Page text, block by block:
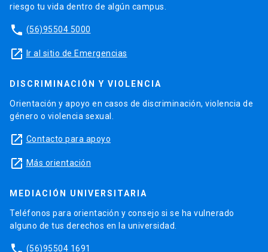
riesgo tu vida dentro de algún campus.
phone (56)95504 5000
launch Ir al sitio de Emergencias
DISCRIMINACIÓN Y VIOLENCIA
Orientación y apoyo en casos de discriminación, violencia de
género o violencia sexual.
launch Contacto para apoyo
launch Más orientación
MEDIACIÓN UNIVERSITARIA
Teléfonos para orientación y consejo si se ha vulnerado
alguno de tus derechos en la universidad.
(56)95504 1691